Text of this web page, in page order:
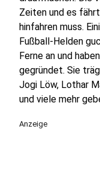
Zeiten und es
hinfahren muss.
Fußball-Helden
Ferne an und
gegründet. Sie
Jogi Löw, Lothar
und viele mehr
Anzeige